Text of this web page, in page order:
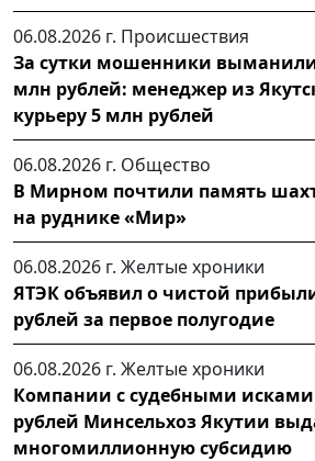
06.08.2026 г. Происшествия
За сутки мошенники выманили
млн рублей: менеджер из
курьеру 5 млн рублей
06.08.2026 г. Общество
В Мирном почтили память
на руднике «Мир»
06.08.2026 г. Желтые хроники
ЯТЭК объявил о чистой
рублей за первое полугодие
06.08.2026 г. Желтые хроники
Компании с судебными
рублей Минсельхоз Якутии
многомиллионную субсидию